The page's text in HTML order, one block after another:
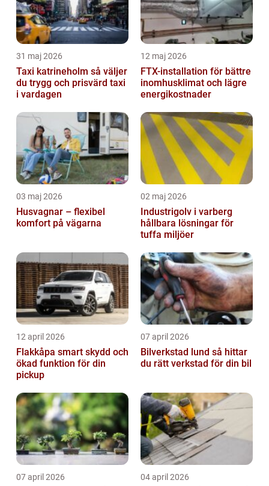
31 maj 2026
Taxi katrineholm så väljer
du trygg och prisvärd taxi
i vardagen
12 maj 2026
FTX-installation för bättre
inomhusklimat och lägre
energikostnader
03 maj 2026
Husvagnar – flexibel
komfort på vägarna
02 maj 2026
Industrigolv i varberg
hållbara lösningar för
tuffa miljöer
12 april 2026
Flakkåpa smart skydd och
ökad funktion för din
pickup
07 april 2026
Bilverkstad lund så hittar
du rätt verkstad för din bil
07 april 2026 04 april 2026